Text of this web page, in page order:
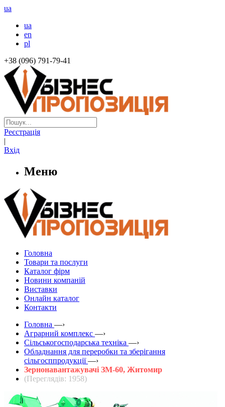
ua
ua
en
pl
+38 (096) 791-79-41
Реєстрація
|
Вхід
Меню
Головна
Товари та послуги
Каталог фірм
Новини компаній
Виставки
Онлайн каталог
Контакти
Головна —›
Аграрний комплекс —›
Сільськогосподарська техніка —›
Обладнання для переробки та зберігання
сільгосппродукції —›
Зернонавантажувачі ЗМ-60, Житомир
(Переглядів: 1958)